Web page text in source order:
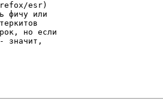
esr)
фичу или
но если
значит,